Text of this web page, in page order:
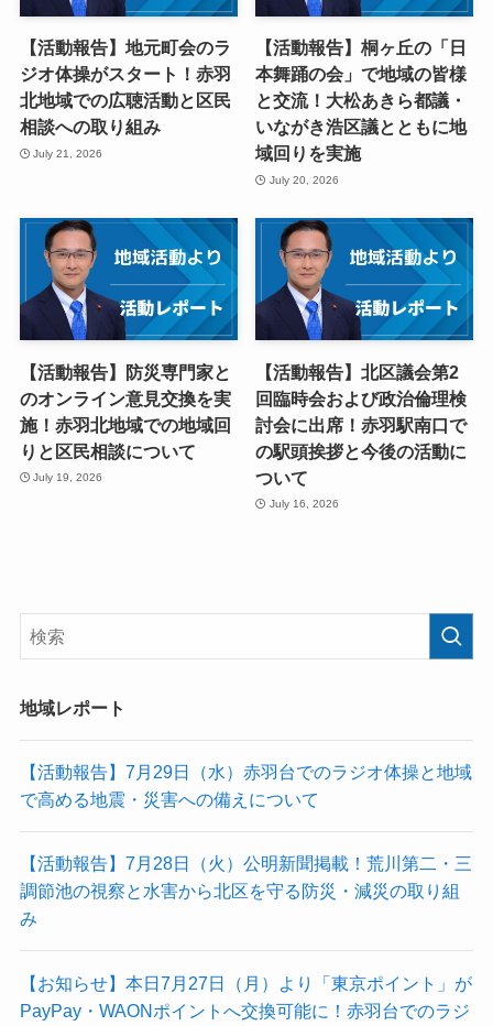
【活動報告】地元町会のラ
ジオ体操がスタート！赤羽
北地域での広聴活動と区民
相談への取り組み
July 21, 2026
【活動報告】桐ヶ丘の「日
本舞踊の会」で地域の皆様
と交流！大松あきら都議・
いながき浩区議とともに地
域回りを実施
July 20, 2026
【活動報告】防災専門家と
のオンライン意見交換を実
施！赤羽北地域での地域回
りと区民相談について
July 19, 2026
【活動報告】北区議会第2
回臨時会および政治倫理検
討会に出席！赤羽駅南口で
の駅頭挨拶と今後の活動に
ついて
July 16, 2026
地域レポート
【活動報告】7月29日（水）赤羽台でのラジオ体操と地域
で高める地震・災害への備えについて
【活動報告】7月28日（火）公明新聞掲載！荒川第二・三
調節池の視察と水害から北区を守る防災・減災の取り組
み
【お知らせ】本日7月27日（月）より「東京ポイント」が
PayPay・WAONポイントへ交換可能に！赤羽台でのラジ